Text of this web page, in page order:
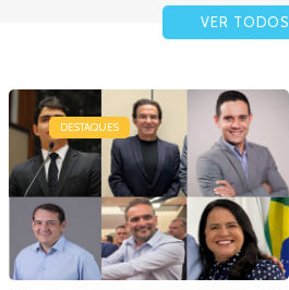
VER TODOS
DESTAQUES